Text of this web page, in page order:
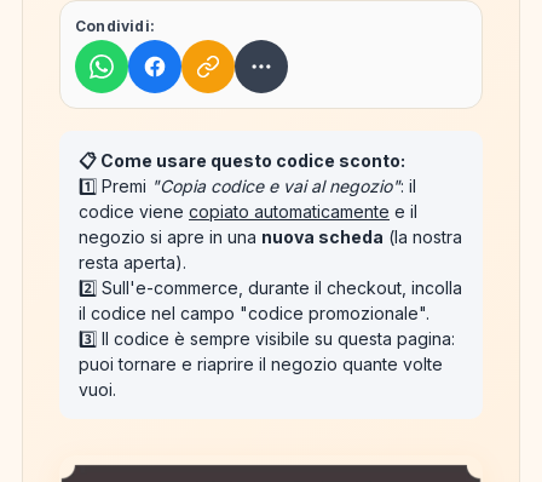
Condividi:
📋 Come usare questo codice sconto:
1️⃣ Premi "Copia codice e vai al negozio": il
codice viene copiato automaticamente e il
negozio si apre in una nuova scheda (la nostra
resta aperta).
2️⃣ Sull'e-commerce, durante il checkout, incolla
il codice nel campo "codice promozionale".
3️⃣ Il codice è sempre visibile su questa pagina:
puoi tornare e riaprire il negozio quante volte
vuoi.